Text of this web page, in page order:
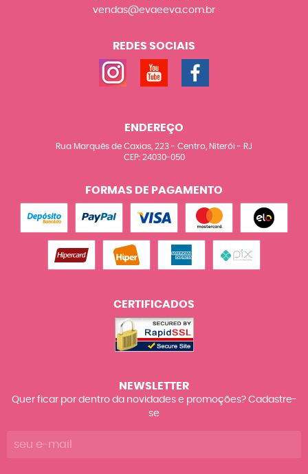
vendas@evaeeva.com.br
REDES SOCIAIS
ENDEREÇO
Rua Marquês de Caxias, 223- Centro, Niterói - RJ
CEP: 24030-050
FORMAS DE PAGAMENTO
CERTIFICADOS
NEWSLETTER
Quer ficar por dentro da novidades e promoções? Cadastre-
se